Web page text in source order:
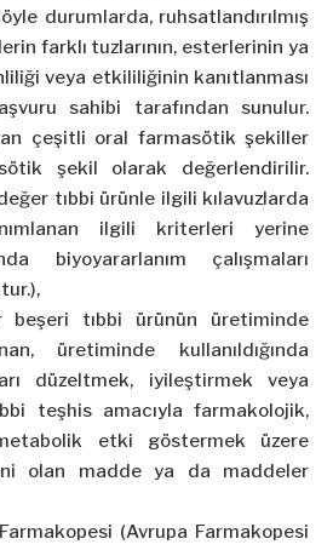
durumlarda, ruhsatlandırılmış
farklı tuzlarının, esterlerinin ya
veya etkililiğinin kanıtlanması
sahibi tarafından sunulur.
çeşitli oral farmasötik şekiller
şekil olarak değerlendirilir.
tıbbi ürünle ilgili kılavuzlarda
ilgili kriterleri yerine
biyoyararlanım çalışmaları
tıbbi ürünün üretiminde
üretiminde kullanıldığında
düzeltmek, iyileştirmek veya
teşhis amacıyla farmakolojik,
etki göstermek üzere
olan madde ya da maddeler
(Avrupa Farmakopesi